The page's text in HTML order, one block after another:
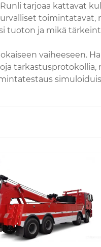
tarjoaa kattavat
ja mikä